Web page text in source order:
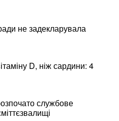
не задекларувала
D, ніж сардини: 4
службове